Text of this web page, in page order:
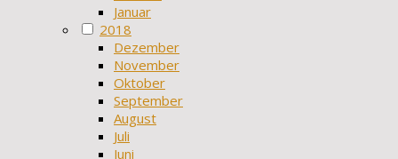
Januar
2018
Dezember
November
Oktober
September
August
Juli
Juni